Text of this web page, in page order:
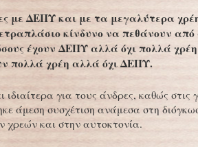
με ΔΕΠΥ και με τα μεγαλύτερα
κίνδυνο να πεθάνουν
έχουν ΔΕΠΥ αλλά όχι πολλά
πολλά χρέη αλλά όχι ΔΕΠΥ.
ιδιαίτερα για τους άνδρες, καθώς στις
άμεση συσχέτιση ανάμεσα στη
και στην αυτοκτονία.